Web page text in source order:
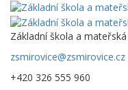
Základní škola a
zsmirovice@zsmirovice.cz
+420 326 555 960